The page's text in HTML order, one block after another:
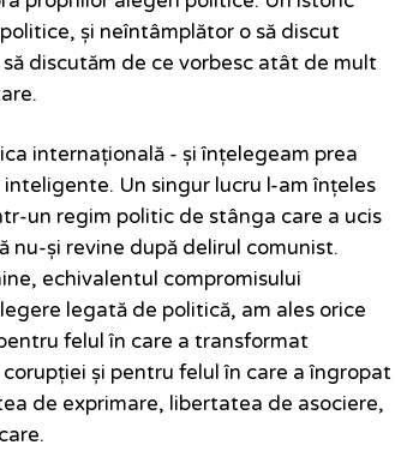
și neîntâmplător o să discut
discutăm de ce vorbesc atât de mult
internațională - și înțelegeam prea
Un singur lucru l-am înțeles
un regim politic de stânga care a ucis
nu-și revine după delirul comunist.
echivalentul compromisului
legată de politică, am ales orice
felul în care a transformat
și pentru felul în care a îngropat
de exprimare, libertatea de asociere,